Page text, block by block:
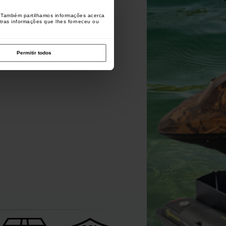
partilhamos informações acerca
informações que lhes forneceu ou
Permitir todos
Carp EXC 222 (para 2)
[209709A]